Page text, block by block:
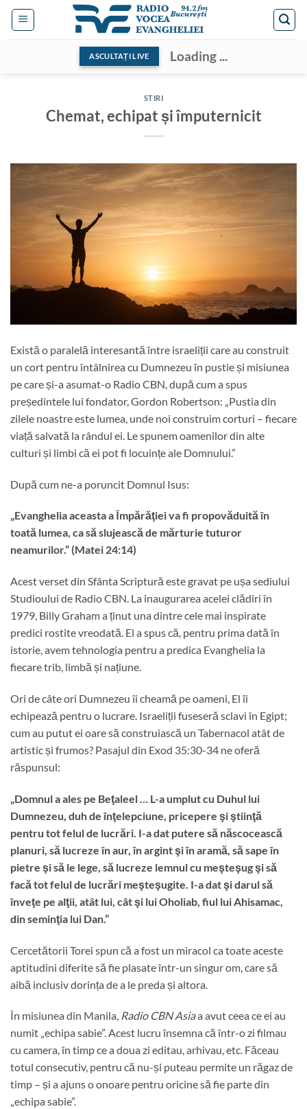
Skip
ASCULTAȚI LIVE Loading ...
STIRI
Chemat, echipat și împuternicit
Există o paralelă interesantă între israeliții care au construit
un cort pentru întâlnirea cu Dumnezeu în pustie și misiunea
pe care și-a asumat-o Radio CBN, după cum a spus
președintele lui fondator, Gordon Robertson: „Pustia din
zilele noastre este lumea, unde noi construim corturi – fiecare
viață salvată la rândul ei. Le spunem oamenilor din alte
culturi și limbi că ei pot fi locuințe ale Domnului.”
După cum ne-a poruncit Domnul Isus:
„Evanghelia aceasta a Împărăţiei va fi propovăduită în
toată lumea, ca să slujească de mărturie tuturor
neamurilor.” (Matei 24:14)
Acest verset din Sfânta Scriptură este gravat pe ușa sediului
Studioului de Radio CBN. La inaugurarea acelei clădiri în
1979, Billy Graham a ținut una dintre cele mai inspirate
predici rostite vreodată. El a spus că, pentru prima dată în
istorie, avem tehnologia pentru a predica Evanghelia la
fiecare trib, limbă și națiune.
Ori de câte ori Dumnezeu îi cheamă pe oameni, El îi
echipează pentru o lucrare. Israeliții fuseseră sclavi în Egipt;
cum au putut ei oare să construiască un Tabernacol atât de
artistic și frumos? Pasajul din Exod 35:30-34 ne oferă
răspunsul:
„Domnul a ales pe Beţaleel … L-a umplut cu Duhul lui
Dumnezeu, duh de înţelepciune, pricepere şi ştiinţă
pentru tot felul de lucrări. I-a dat putere să născocească
planuri, să lucreze în aur, în argint şi în aramă, să sape în
pietre şi să le lege, să lucreze lemnul cu meşteşug şi să
facă tot felul de lucrări meşteşugite. I-a dat şi darul să
înveţe pe alţii, atât lui, cât şi lui Oholiab, fiul lui Ahisamac,
din seminţia lui Dan.”
Cercetătorii Torei spun că a fost un miracol ca toate aceste
aptitudini diferite să fie plasate într-un singur om, care să
aibă inclusiv dorința de a le preda și altora.
În misiunea din Manila, Radio CBN Asiaa avut ceea ce ei au
numit „echipa sabie”. Acest lucru însemna că într-o zi filmau
cu camera, în timp ce a doua zi editau, arhivau, etc. Făceau
totul consecutiv, pentru că nu-și puteau permite un răgaz de
timp – și a ajuns o onoare pentru oricine să fie parte din
„echipa sabie”.